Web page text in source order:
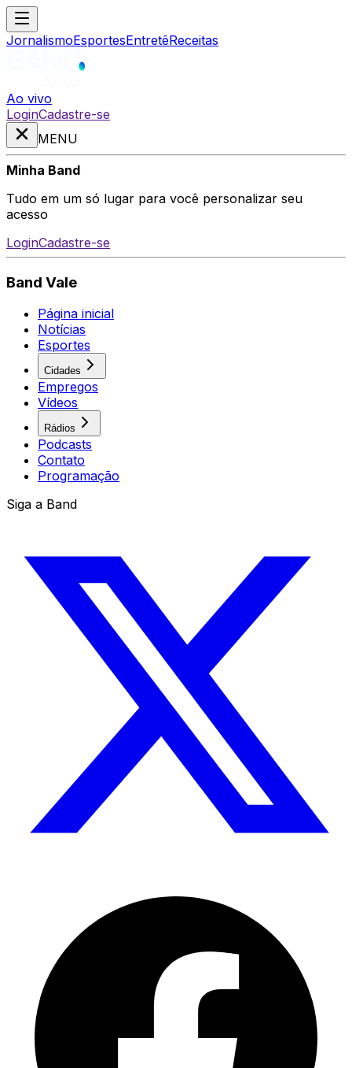
JornalismoEsportesEntretêReceitas
Ao vivo
LoginCadastre-se
MENU
Minha Band
Tudo em um só lugar para você personalizar seu
acesso
LoginCadastre-se
Band Vale
Página inicial
Notícias
Esportes
Cidades
Empregos
Vídeos
Rádios
Podcasts
Contato
Programação
Siga a Band